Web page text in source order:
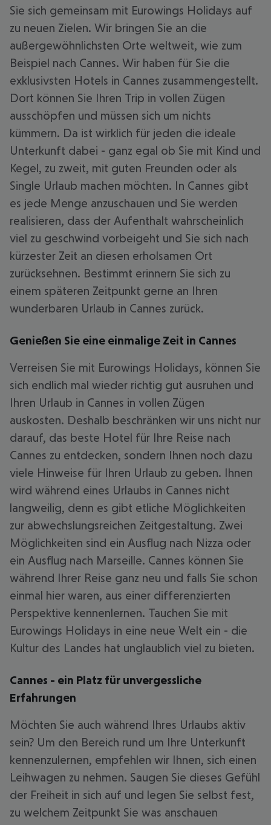
Sie sich gemeinsam mit Eurowings Holidays auf
zu neuen Zielen. Wir bringen Sie an die
außergewöhnlichsten Orte weltweit, wie zum
Beispiel nach Cannes. Wir haben für Sie die
exklusivsten Hotels in Cannes zusammengestellt.
Dort können Sie Ihren Trip in vollen Zügen
ausschöpfen und müssen sich um nichts
kümmern. Da ist wirklich für jeden die ideale
Unterkunft dabei - ganz egal ob Sie mit Kind und
Kegel, zu zweit, mit guten Freunden oder als
Single Urlaub machen möchten. In Cannes gibt
es jede Menge anzuschauen und Sie werden
realisieren, dass der Aufenthalt wahrscheinlich
viel zu geschwind vorbeigeht und Sie sich nach
kürzester Zeit an diesen erholsamen Ort
zurücksehnen. Bestimmt erinnern Sie sich zu
einem späteren Zeitpunkt gerne an Ihren
wunderbaren Urlaub in Cannes zurück.
Genießen Sie eine einmalige Zeit in Cannes
Verreisen Sie mit Eurowings Holidays, können Sie
sich endlich mal wieder richtig gut ausruhen und
Ihren Urlaub in Cannes in vollen Zügen
auskosten. Deshalb beschränken wir uns nicht nur
darauf, das beste Hotel für Ihre Reise nach
Cannes zu entdecken, sondern Ihnen noch dazu
viele Hinweise für Ihren Urlaub zu geben. Ihnen
wird während eines Urlaubs in Cannes nicht
langweilig, denn es gibt etliche Möglichkeiten
zur abwechslungsreichen Zeitgestaltung. Zwei
Möglichkeiten sind ein Ausflug nach Nizza oder
ein Ausflug nach Marseille. Cannes können Sie
während Ihrer Reise ganz neu und falls Sie schon
einmal hier waren, aus einer differenzierten
Perspektive kennenlernen. Tauchen Sie mit
Eurowings Holidays in eine neue Welt ein - die
Kultur des Landes hat unglaublich viel zu bieten.
Cannes - ein Platz für unvergessliche
Erfahrungen
Möchten Sie auch während Ihres Urlaubs aktiv
sein? Um den Bereich rund um Ihre Unterkunft
kennenzulernen, empfehlen wir Ihnen, sich einen
Leihwagen zu nehmen. Saugen Sie dieses Gefühl
der Freiheit in sich auf und legen Sie selbst fest,
zu welchem Zeitpunkt Sie was anschauen